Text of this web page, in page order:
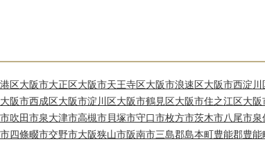
区大阪市大正区大阪市天王寺区大阪市浪速区大阪市西淀川
大阪市西成区大阪市淀川区大阪市鶴見区大阪市住之江区大阪
吹田市泉大津市高槻市貝塚市守口市枚方市茨木市八尾市泉
四條畷市交野市大阪狭山市阪南市三島郡島本町豊能郡豊能